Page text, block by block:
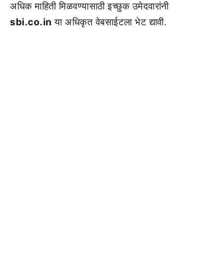
अधिक माहिती मिळवण्यासाठी इच्छुक उमेदवारांनी
sbi.co.in या अधिकृत वेबसाईटला भेट द्यावी.